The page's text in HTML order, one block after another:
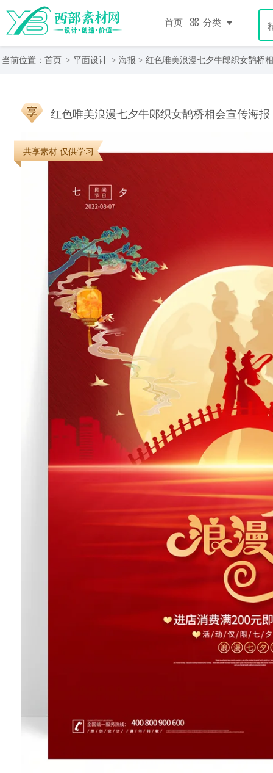
首页 分类
当前位置： 首页 > 平面设计 > 海报 > 红色唯美浪漫七夕牛郎织女鹊桥
红色唯美浪漫七夕牛郎织女鹊桥相会宣传海报
共享素材 仅供学习